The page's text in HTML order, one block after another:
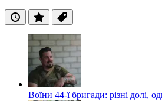
ОстанніПопулярні
Теги
Воїни 44-ї бригади: різні долі,